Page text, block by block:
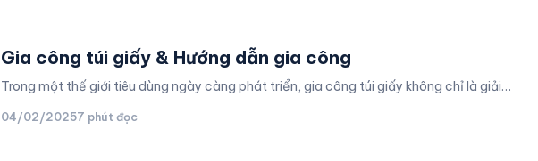
Gia công túi giấy & Hướng dẫn gia công
Trong một thế giới tiêu dùng ngày càng phát triển, gia công túi giấy không chỉ là giải…
04/02/20257 phút đọc